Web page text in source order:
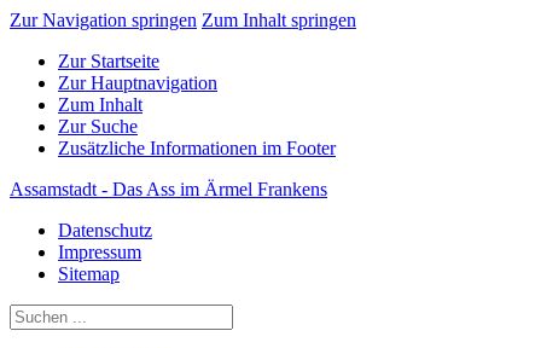
Zur Navigation springen Zum Inhalt springen
Zur Startseite
Zur Hauptnavigation
Zum Inhalt
Zur Suche
Zusätzliche Informationen im Footer
Assamstadt - Das Ass im Ärmel Frankens
Datenschutz
Impressum
Sitemap